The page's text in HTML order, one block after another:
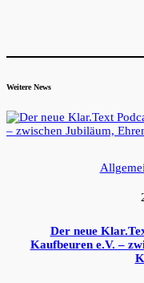
Weitere News
Der neue
Kaufbeuren e.V. –